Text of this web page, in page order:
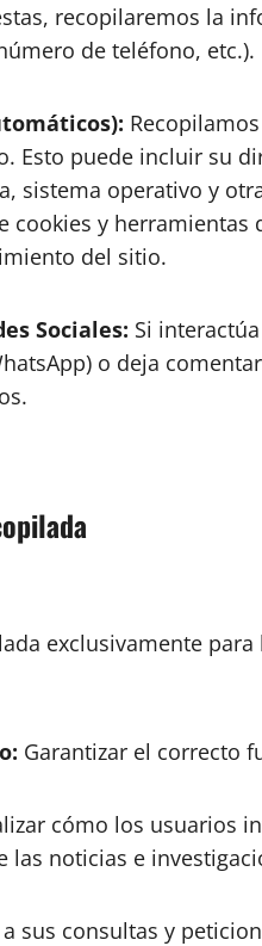
recopilaremos la
de teléfono, etc.).
Esto puede incluir su
sistema operativo y
cookies y
del sitio.
Sociales: Si
o deja
exclusivamente para
Garantizar el correcto
cómo los usuarios
las noticias e
sus consultas y